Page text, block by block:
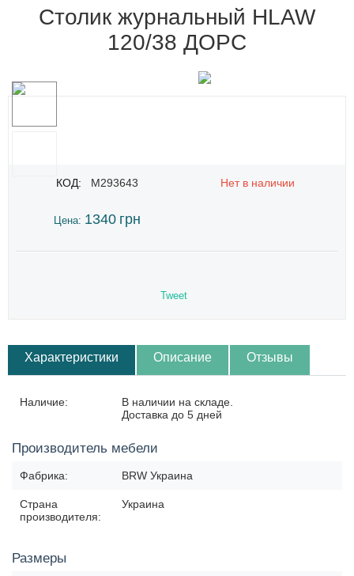
Столик журнальный HLAW
120/38 ДОРС
КОД: M293643 Нет в наличии
Цена: 1340 грн
Tweet
Характеристики Описание Отзывы
Наличие:
В наличии на складе.
Доставка до 5 дней
Производитель мебели
Фабрика: BRW Украина
Страна
производителя:
Украина
Размеры